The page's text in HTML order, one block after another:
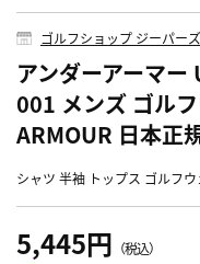
ゴルフショップ ジーパー
アンダーアーマ
001 メンズ ゴル
ARMOUR 日本正
シャツ 半袖 トップス ゴルフ
5,445円 （税込）